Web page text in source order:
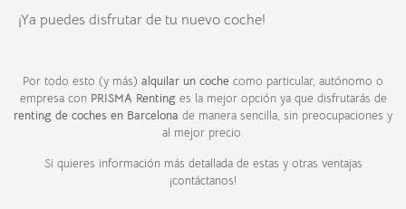
¡Ya puedes disfrutar de tu nuevo coche!
Por todo esto (y más) alquilar un coche como particular, autónomo o
empresa con PRISMA Renting es la mejor opción ya que disfrutarás de
renting de coches en Barcelona de manera sencilla, sin preocupaciones y
al mejor precio.
Si quieres información más detallada de estas y otras ventajas
¡contáctanos!